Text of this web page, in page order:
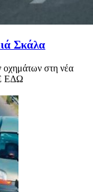
Σκάλα
στη νέα
ΕΔΩ